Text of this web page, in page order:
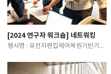
[2024 연구자 워크숍] 네트워킹
행사명 : 유전자편집제어복원기반기술개발사업 2024 연구자 워크숍일 시 : 2024. 06…